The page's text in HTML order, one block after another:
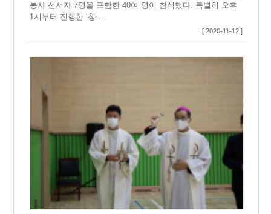
봉사 선서자 7명을 포함한 40여 명이 참석했다. 특별히 오후
1시부터 진행한 ‘청…
[ 2020-11-12 ]